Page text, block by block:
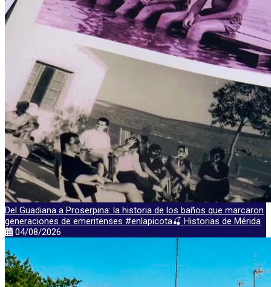
Del Guadiana a Proserpina: la historia de los baños que marcaron
generaciones de emeritenses #enlapicota🍒 Historias de Mérida
04/08/2026